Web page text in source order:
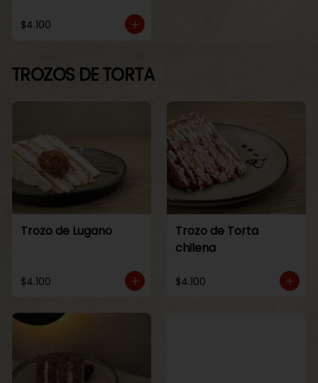
$4.100
TROZOS DE TORTA
Trozo de Lugano
$4.100
Trozo de Torta
chilena
$4.100